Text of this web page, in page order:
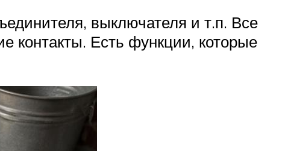
выключателя и т.п. Все
контакты. Есть функции, которые